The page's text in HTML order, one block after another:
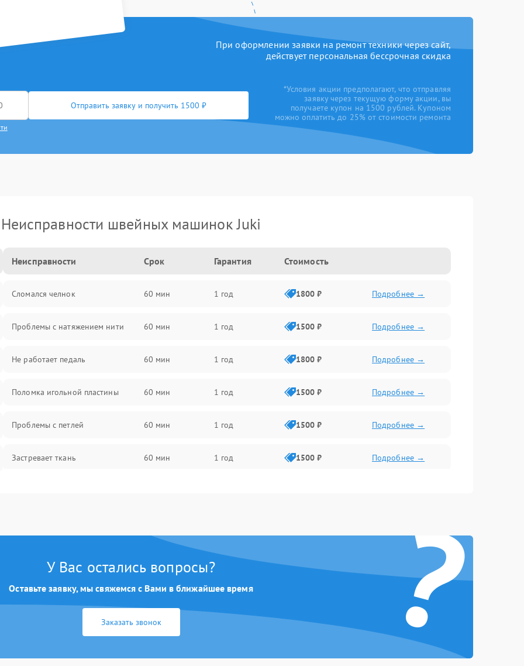
При оформлении заявки на ремонт техники через сайт,
действует персональная бессрочная скидка
Отправить заявку и получить 1500 ₽
*Условия акции предполагают, что отправляя
заявку через текущую форму акции, вы
получаете купон на 1500 рублей. Купоном
можно оплатить до 25% от стоимости ремонта
Неисправности швейных машинок Juki
Неисправности Срок Гарантия Стоимость
Сломался челнок 60 мин 1 год 1800 ₽ Подробнее →
Проблемы с натяжением нити 60 мин 1 год 1500 ₽ Подробнее →
Не работает педаль 60 мин 1 год 1800 ₽ Подробнее →
Поломка игольной пластины 60 мин 1 год 1500 ₽ Подробнее →
Проблемы с петлей 60 мин 1 год 1500 ₽ Подробнее →
Застревает ткань 60 мин 1 год 1500 ₽ Подробнее →
?
У Вас остались вопросы?
Оставьте заявку, мы свяжемся с Вами в ближайшее время
Заказать звонок